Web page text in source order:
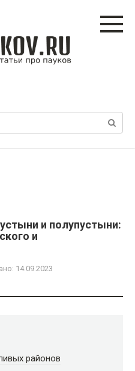
и полупустыни:
и
14.09.2023
районов